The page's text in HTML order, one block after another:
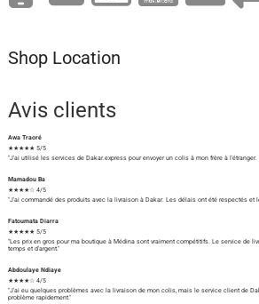
Shop Location
Avis clients
Awa Traoré
★★★★★ 5/5
"J'ai utilisé les services de Dakar.express pour envoyer un colis à mon frère à
Mamadou Ba
★★★★☆ 4/5
"J'ai commandé des produits avec la livraison à Dakar. Les délais ont été respectés et
Fatoumata Diarra
★★★★★ 5/5
"Les prix en gros pour ma boutique à Médina sont vraiment compétitifs. Le service de
temps et d'argent."
Abdoulaye Ndiaye
★★★★☆ 4/5
"J'ai eu quelques problèmes avec la livraison de mon colis, mais le service client de
problème rapidement."